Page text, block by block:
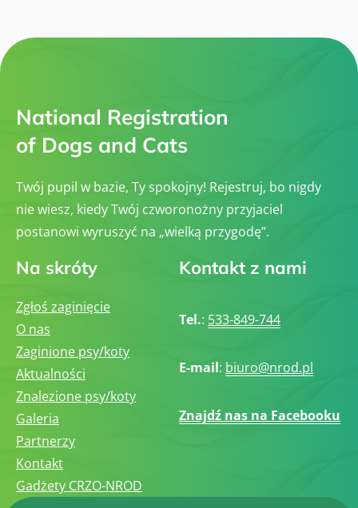
National Registration
of Dogs and Cats
Twój pupil w bazie, Ty spokojny! Rejestruj, bo nigdy
nie wiesz, kiedy Twój czworonożny przyjaciel
postanowi wyruszyć na „wielką przygodę”.
Na skróty
Zgłoś zaginięcie
O nas
Zaginione psy/koty
Aktualności
Znalezione psy/koty
Galeria
Partnerzy
Kontakt
Gadżety CRZO-NROD
Kontakt z nami
Tel.: 533-849-744
E-mail: biuro@nrod.pl
Znajdź nas na Facebooku